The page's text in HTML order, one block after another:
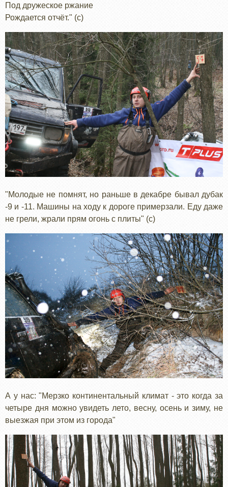
Под дpужеское pжание
Рождается отчёт." (с)
"Молодые не помнят, но раньше в декабре бывал дубак
-9 и -11. Машины на ходу к дороге примерзали. Еду даже
не грели, жрали прям огонь с плиты" (с)
А у нас: "Мерзко континентальный климат - это когда за
четыре дня можно увидеть лето, весну, осень и зиму, не
выезжая при этом из города"